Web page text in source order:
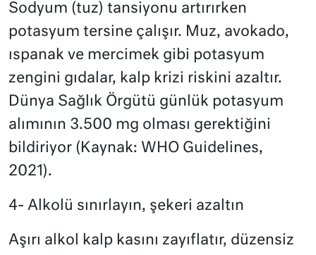
Sodyum (tuz) tansiyonu artırırken
potasyum tersine çalışır. Muz, avokado,
ıspanak ve mercimek gibi potasyum
zengini gıdalar, kalp krizi riskini azaltır.
Dünya Sağlık Örgütü günlük potasyum
alımının 3.500 mg olması gerektiğini
bildiriyor (Kaynak: WHO Guidelines,
2021).
4- Alkolü sınırlayın, şekeri azaltın
Aşırı alkol kalp kasını zayıflatır, düzensiz